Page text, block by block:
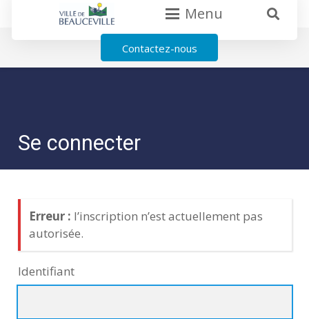
Menu
Contactez-nous
Se connecter
Erreur : l’inscription n’est actuellement pas
autorisée.
Identifiant